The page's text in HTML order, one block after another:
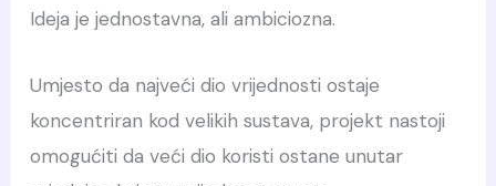
Ideja je jednostavna, ali ambiciozna.
Umjesto da najveći dio vrijednosti ostaje
koncentriran kod velikih sustava, projekt nastoji
omogućiti da veći dio koristi ostane unutar